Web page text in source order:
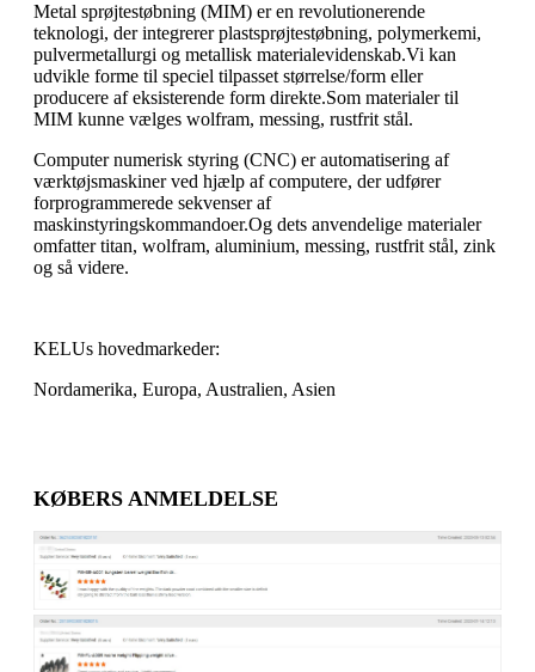
Metal sprøjtestøbning (MIM) er en revolutionerende
teknologi, der integrerer plastsprøjtestøbning, polymerkemi,
pulvermetallurgi og metallisk materialevidenskab.Vi kan
udvikle forme til speciel tilpasset størrelse/form eller
producere af eksisterende form direkte.Som materialer til
MIM kunne vælges wolfram, messing, rustfrit stål.
Computer numerisk styring (CNC) er automatisering af
værktøjsmaskiner ved hjælp af computere, der udfører
forprogrammerede sekvenser af
maskinstyringskommandoer.Og dets anvendelige materialer
omfatter titan, wolfram, aluminium, messing, rustfrit stål, zink
og så videre.
KELUs hovedmarkeder:
Nordamerika, Europa, Australien, Asien
KØBERS ANMELDELSE